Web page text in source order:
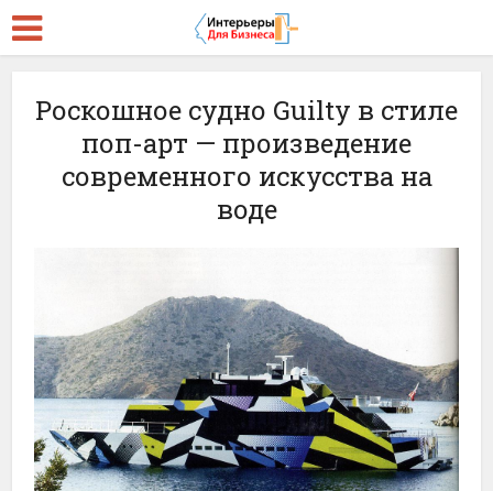
Роскошное судно Guilty в стиле
поп-арт — произведение
современного искусства на
воде